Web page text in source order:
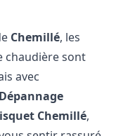
Chemillé, les
chaudière sont
avec
Chemillé,